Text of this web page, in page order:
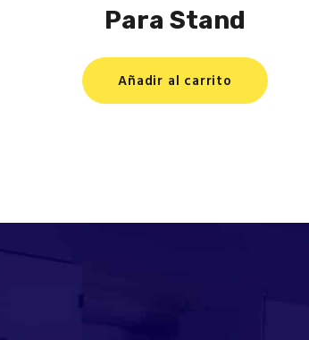
Para Stand
Añadir al carrito